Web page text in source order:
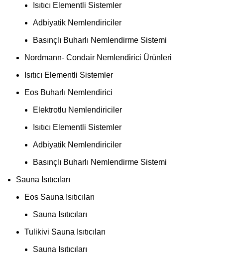
Isıtıcı Elementli Sistemler
Adbiyatik Nemlendiriciler
Basınçlı Buharlı Nemlendirme Sistemi
Nordmann- Condair Nemlendirici Ürünleri
Isıtıcı Elementli Sistemler
Eos Buharlı Nemlendirici
Elektrotlu Nemlendiriciler
Isıtıcı Elementli Sistemler
Adbiyatik Nemlendiriciler
Basınçlı Buharlı Nemlendirme Sistemi
Sauna Isıtıcıları
Eos Sauna Isıtıcıları
Sauna Isıtıcıları
Tulikivi Sauna Isıtıcıları
Sauna Isıtıcıları